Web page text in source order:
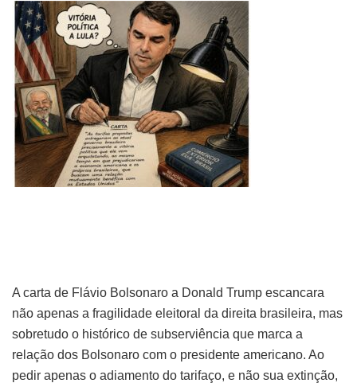
A carta de Flávio Bolsonaro a Donald Trump escancara
não apenas a fragilidade eleitoral da direita brasileira, mas
sobretudo o histórico de subserviência que marca a
relação dos Bolsonaro com o presidente americano. Ao
pedir apenas o adiamento do tarifaço, e não sua extinção,